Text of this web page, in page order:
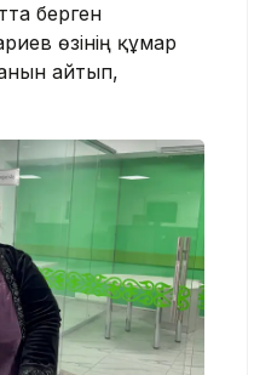
берген
өзінің құмар
айтып,